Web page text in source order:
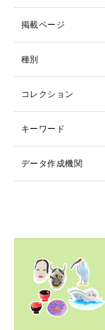
掲載ページ
種別
コレクション
キーワード
データ作成機関